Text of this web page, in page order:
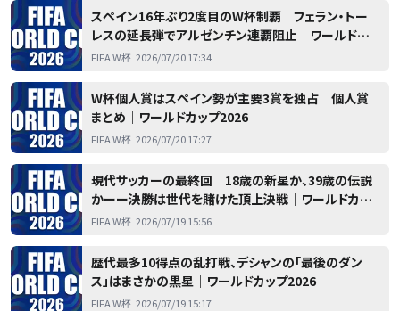
スペイン16年ぶり2度目のW杯制覇 フェラン・トー
レスの延長弾でアルゼンチン連覇阻止｜ワールドカ
ップ2026
FIFA W杯 2026/07/20 17:34
W杯個人賞はスペイン勢が主要3賞を独占 個人賞
まとめ｜ワールドカップ2026
FIFA W杯 2026/07/20 17:27
現代サッカーの最終回 18歳の新星か、39歳の伝説
かーー決勝は世代を賭けた頂上決戦｜ワールドカッ
プ2026
FIFA W杯 2026/07/19 15:56
歴代最多10得点の乱打戦、デシャンの「最後のダン
ス」はまさかの黒星｜ワールドカップ2026
FIFA W杯 2026/07/19 15:17